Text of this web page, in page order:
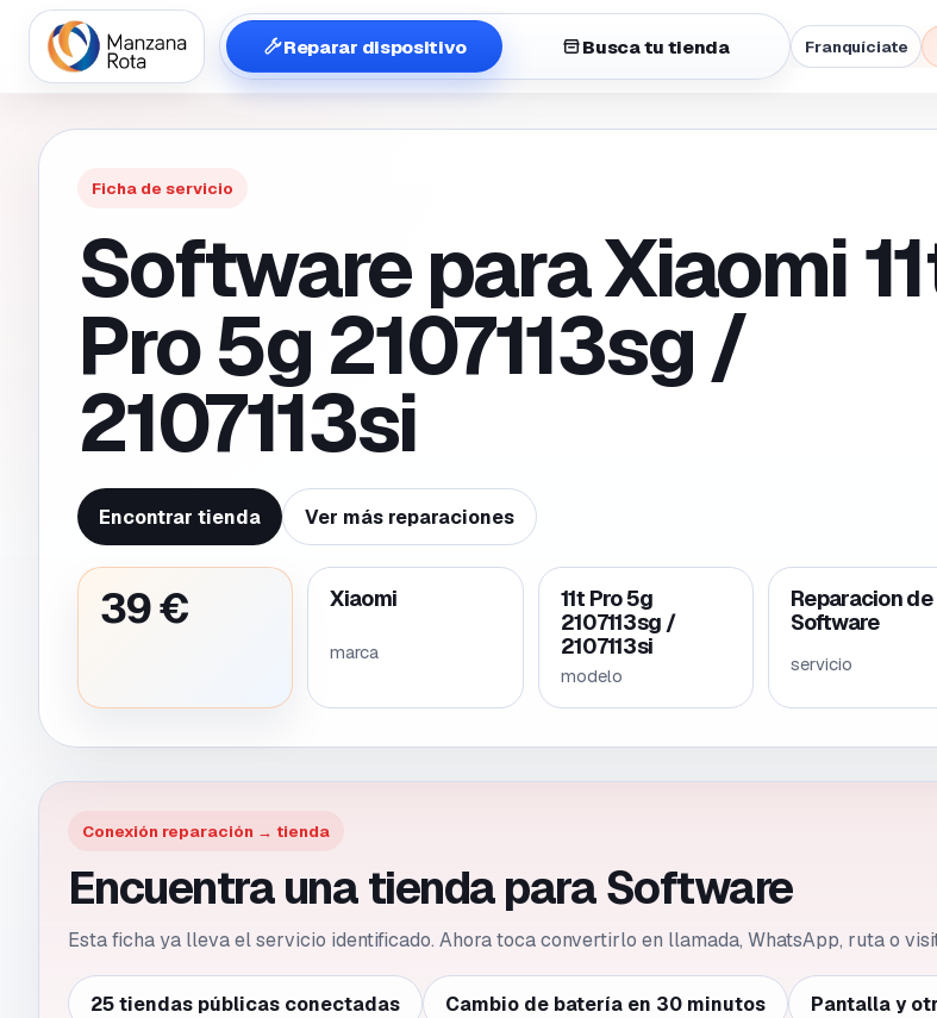
Reparar dispositivo Busca tu tienda Franquíciate
Ficha de servicio
Software para Xiaomi
Pro 5g 2107113sg /
2107113si
Encontrar tienda Ver más reparaciones
39 € Xiaomi
marca
11t Pro 5g
2107113sg /
2107113si
modelo
Reparacion de
Software
servicio
Conexión reparación → tienda
Encuentra una tienda para Software
Esta ficha ya lleva el servicio identificado. Ahora toca convertirlo en llamada, WhatsApp, ruta o
25 tiendas públicas conectadas Cambio de batería en 30 minutos Pantalla y